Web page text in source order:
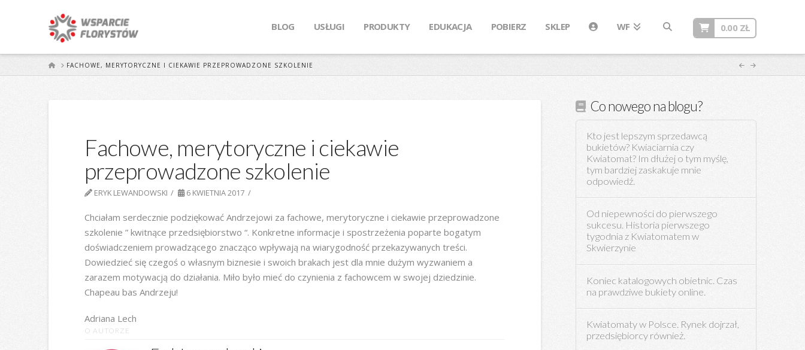
BLOG USŁUGI PRODUKTY EDUKACJA POBIERZ SKLEP WF 0.00 ZŁ
STARTFACHOWE, MERYTORYCZNE I CIEKAWIE PRZEPROWADZONE SZKOLENIE
Fachowe, merytoryczne i ciekawie
przeprowadzone szkolenie
ERYK LEWANDOWSKI 6 KWIETNIA 2017
Chciałam serdecznie podziękować Andrzejowi za fachowe, merytoryczne i ciekawie przeprowadzone
szkolenie ” kwitnące przedsiębiorstwo “. Konkretne informacje i spostrzeżenia poparte bogatym
doświadczeniem prowadzącego znacząco wpływają na wiarygodność przekazywanych treści.
Dowiedzieć się czegoś o własnym biznesie i swoich brakach jest dla mnie dużym wyzwaniem a
zarazem motywacją do działania. Miło było mieć do czynienia z fachowcem w swojej dziedzinie.
Chapeau bas Andrzeju!
Adriana Lech
O AUTORZE
Co nowego na blogu?
Kto jest lepszym sprzedawcą
bukietów? Kwiaciarnia czy
Kwiatomat? Im dłużej o tym myślę,
tym bardziej zaskakuje mnie
odpowiedź.
Od niepewności do pierwszego
sukcesu. Historia pierwszego
tygodnia z Kwiatomatem w
Skwierzynie
Koniec katalogowych obietnic. Czas
na prawdziwe bukiety online.
Kwiatomaty w Polsce. Rynek dojrzał,
przedsiębiorcy również.